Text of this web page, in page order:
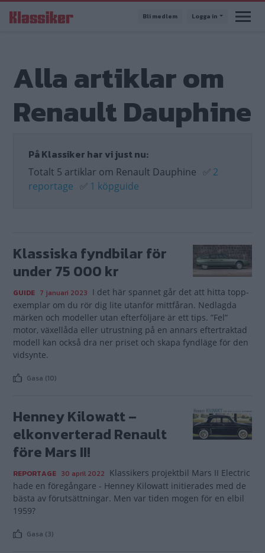
till
Bli medlem Logga in
Alla artiklar om
Renault Dauphine
På Klassiker har vi just nu:
Totalt 5 artiklar om Renault Dauphine ✅ 2
reportage ✅ 1 köpguide
Klassiska fyndbilar för
under 75 000 kr
GUIDE 7 januari 2023 I det här spannet går det att hitta topp­
exemplar om du rör dig lite utanför mittfåran. Nedlagda
märken och modeller utan efterföljare är ett tips. ”Fel”
motor, växellåda eller utrustning på en annars eftertraktad
modell kan också dra ner priset och skapa fyndläge för den
vidsynte.
Gasa (10)
Henney Kilowatt –
elkonverterad Renault
före Mars II!
REPORTAGE 30 april 2022 Klassikers projektbil Mars II Electric
hade en föregångare - Henney Kilowatt initierades med de
bästa av förutsättningar. Men var tiden mogen för en elbil
1959?
Gasa (3)